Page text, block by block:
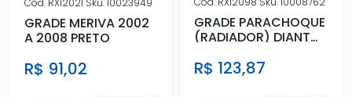
Cod. RX12021 Sku.10023949
GRADE MERIVA 2002
A 2008 PRETO
R$ 91,02
GRADE PARACHOQUE
(RADIADOR) DIANT
R$ 123,87